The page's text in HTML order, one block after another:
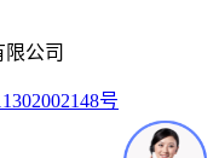
公司
号